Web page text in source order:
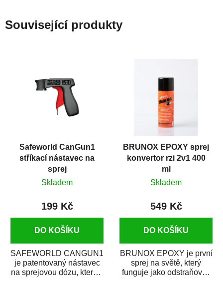
Související produkty
Safeworld CanGun1
stříkací nástavec na
sprej
Skladem
199 Kč
DO KOŠÍKU
SAFEWORLD CANGUN1
je patentovaný nástavec
na sprejovou dózu, který ji
BRUNOX EPOXY sprej
konvertor rzi 2v1 400
ml
Skladem
549 Kč
DO KOŠÍKU
BRUNOX EPOXY je první
sprej na světě, který
funguje jako odstraňovač